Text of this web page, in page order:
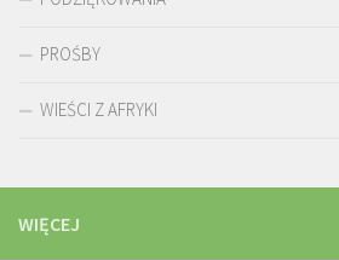
PROŚBY
WIEŚCI Z AFRYKI
WIĘCEJ